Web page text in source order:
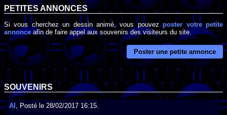
PETITES ANNONCES
Si vous cherchez un dessin animé, vous pouvezposter votre petite
annonce afin de faire appel aux souvenirs des visiteurs du site.
Poster une petite annonce
SOUVENIRS
Al , Posté le 28/02/2017 16:15.